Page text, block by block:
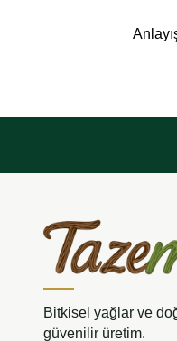
Bitkisel yağlar ve
güvenilir üretim.